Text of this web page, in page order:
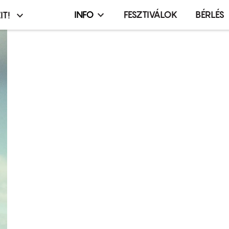
Infó,
INFO FESZTIVÁLOK BÉRLÉS